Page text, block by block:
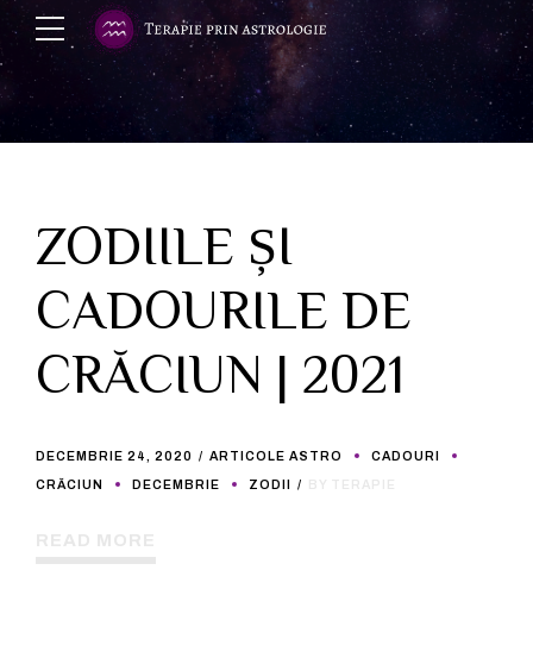
ZODIILE ȘI
CADOURILE DE
CRĂCIUN | 2021
DECEMBRIE 24, 2020 ARTICOLE ASTRO CADOURI
CRĂCIUN DECEMBRIE ZODII